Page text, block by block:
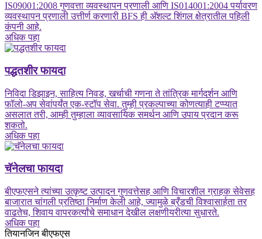
IS09001:2008 गुणवत्ता व्यवस्थापन प्रणाली आणि IS014001:2004 पर्यावरण
व्यवस्थापन प्रणाली उत्तीर्ण करणारी BFS ही अ‍ॅशल्ट शिंगल क्षेत्रातील पहिली
कंपनी आहे.
अधिक पहा
पद्धतशीर फायदा
निविदा डिझाइन, साहित्य निवड, खर्चाची गणना ते तांत्रिक मार्गदर्शन आणि
फॉलो-अप सेवांपर्यंत एक-स्टॉप सेवा. तुम्ही प्रकल्पाच्या कोणत्याही टप्प्यात
असलात तरी, आम्ही तुम्हाला व्यावसायिक समर्थन आणि उपाय प्रदान करू
शकतो.
अधिक पहा
चॅनेलचा फायदा
बीएफएसने त्यांच्या उत्कृष्ट उत्पादन गुणवत्तेसह आणि विचारशील ग्राहक सेवेसह
बाजारात चांगली प्रतिष्ठा निर्माण केली आहे, ज्यामुळे ब्रँडची विश्वासार्हता तर
वाढतेच, शिवाय वापरकर्त्यांचे समाधान देखील लक्षणीयरीत्या सुधारते.
अधिक पहा
तियानजिन बीएफएस